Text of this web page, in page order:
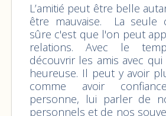
L’amitié peut être belle
être mauvaise. La seule
sûre c'est que l'on peut
relations. Avec le
découvrir les amis avec
heureuse. Il peut y avoir
comme avoir
personne, lui parler de
personnels et de nos